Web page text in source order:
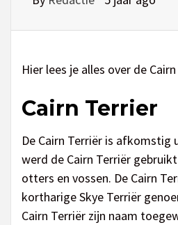
Hier lees je alles over de
Cairn Terrier
De Cairn Terriër is afkomstig
werd de Cairn Terriër
otters en vossen. De Cairn
kortharige Skye Terriër
Cairn Terriër zijn naam